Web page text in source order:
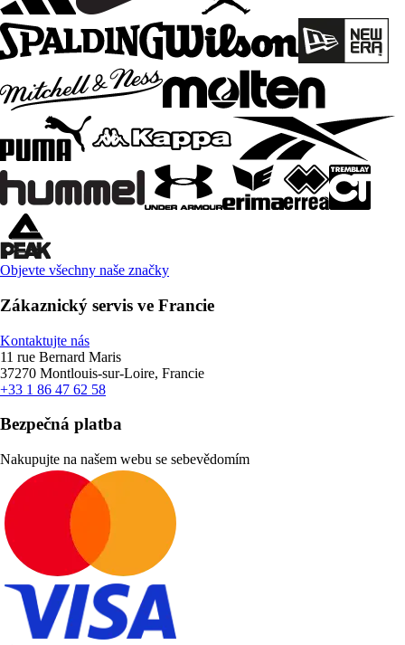
Objevte všechny naše značky
Zákaznický servis ve Francie
Kontaktujte nás
11 rue Bernard Maris
37270 Montlouis-sur-Loire, Francie
+33 1 86 47 62 58
Bezpečná platba
Nakupujte na našem webu se sebevědomím